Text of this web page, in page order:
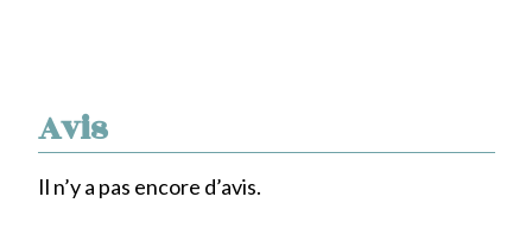
Avis
Il n’y a pas encore d’avis.